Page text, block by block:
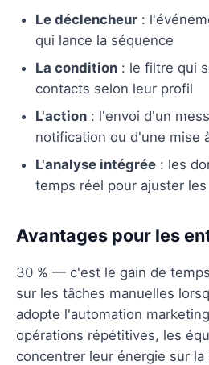
Le déclencheur :
qui lance la séquence
La condition : le filtre qui
contacts selon leur profil
L'action : l'envoi d'un
notification ou d'une mise
L'analyse intégrée : les
temps réel pour ajuster
Avantages pour les
30 % — c'est le gain de
sur les tâches manuelles
adopte l'automation
opérations répétitives, les
concentrer leur énergie sur